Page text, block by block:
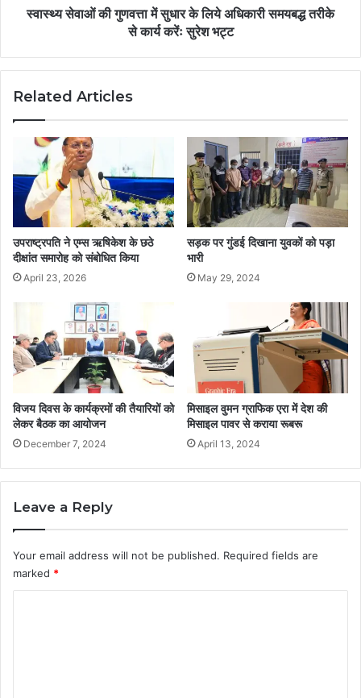
स्वास्थ्य सेवाओं की गुणवत्ता में सुधार के लिये अधिकारी समयबद्ध तरीके
से कार्य करेंः सुरेश भट्ट
Related Articles
उपराष्ट्रपति ने एम्स ऋषिकेश के छठे
दीक्षांत समारोह को संबोधित किया
April 23, 2026
सड़क पर गुंडई दिखाना युवकों को पड़ा
भारी
May 29, 2024
विजय दिवस के कार्यक्रमों की तैयारियों को
लेकर बैठक का आयोजन
December 7, 2024
मिसाइल वुमन ग्राफिक एरा में देश की
मिसाइल पावर से कराया रूबरू
April 13, 2024
Leave a Reply
Your email address will not be published. Required fields are
marked *